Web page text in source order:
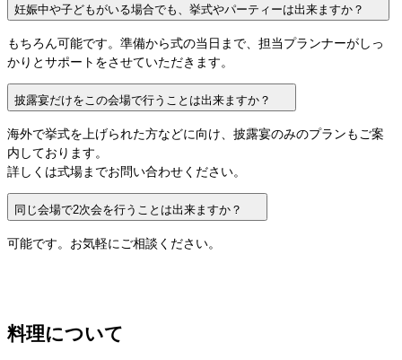
妊娠中や子どもがいる場合でも、挙式やパーティーは出来ますか？
もちろん可能です。準備から式の当日まで、担当プランナーがしっ
かりとサポートをさせていただきます。
披露宴だけをこの会場で行うことは出来ますか？
海外で挙式を上げられた方などに向け、披露宴のみのプランもご案
内しております。
詳しくは式場までお問い合わせください。
同じ会場で2次会を行うことは出来ますか？
可能です。お気軽にご相談ください。
料理について